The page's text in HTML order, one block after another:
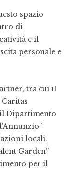
spazio
di
e il
personale e
tra cui il
il Dipartimento
locali.
Garden”
per il